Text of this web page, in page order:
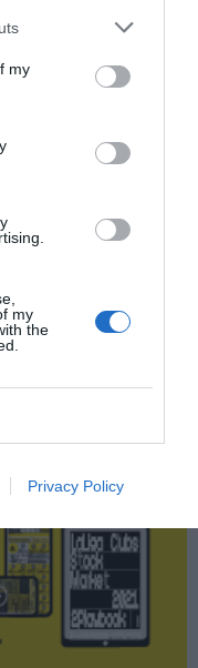
my
my
the
Privacy Policy